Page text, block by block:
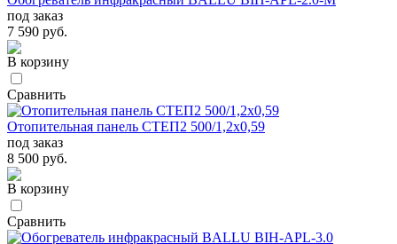
под заказ
7 590 руб.
В корзину
Сравнить
Отопительная панель СТЕП2 500/1,2х0,59
под заказ
8 500 руб.
В корзину
Сравнить